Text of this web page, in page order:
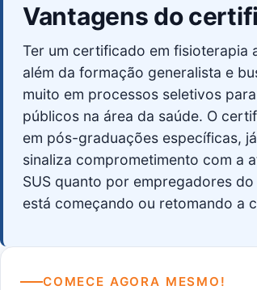
Vantagens do
Ter um certificado em fisioterapia
além da formação generalista e
muito em processos seletivos
públicos na área da saúde. O
em pós-graduações específicas,
sinaliza comprometimento com a
SUS quanto por empregadores
está começando ou retomando a
COMECE AGORA MESMO!